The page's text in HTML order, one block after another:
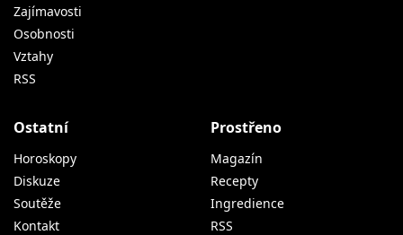
Zajímavosti
Osobnosti
Vztahy
RSS
Ostatní
Horoskopy
Diskuze
Soutěže
Kontakt
Prostřeno
Magazín
Recepty
Ingredience
RSS